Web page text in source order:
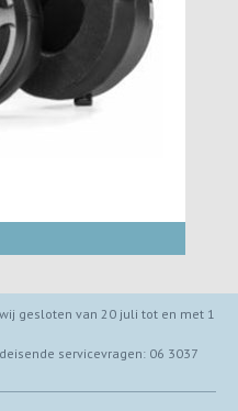
gesloten van 20 juli tot en met 1
servicevragen: 06 3037